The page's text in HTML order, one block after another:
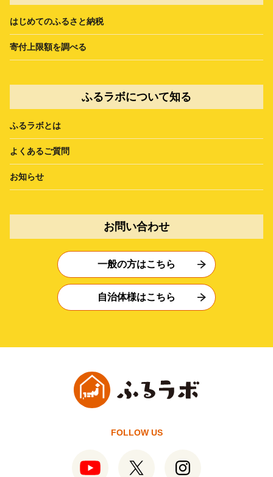
はじめてのふるさと納税
寄付上限額を調べる
ふるラボについて知る
ふるラボとは
よくあるご質問
お知らせ
お問い合わせ
一般の方はこちら
自治体様はこちら
FOLLOW US